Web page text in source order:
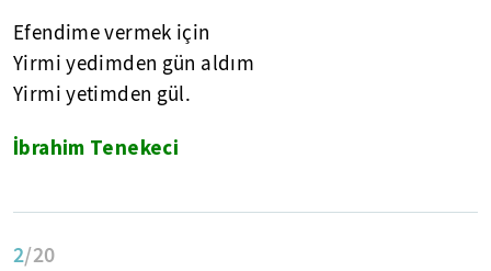
Efendime vermek için
Yirmi yedimden gün aldım
Yirmi yetimden gül.
İbrahim Tenekeci
2/20